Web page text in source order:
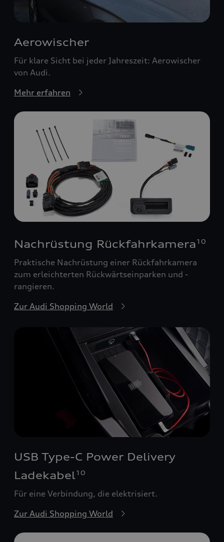
Aerowischer
Für klare Sicht bei jeder Jahreszeit: Aerowischer
von Audi.
Mehr erfahren
Nachrüstung Rückfahrkamera 10
Praktische Nachrüstung einer Rückfahrkamera
zum erleichterten Rückwärtseinparken und -
rangieren.
Zur Audi Shopping World
USB Type-C Power Delivery
Ladekabel10
Für eine Verbindung, die elektrisiert.
Zur Audi Shopping World